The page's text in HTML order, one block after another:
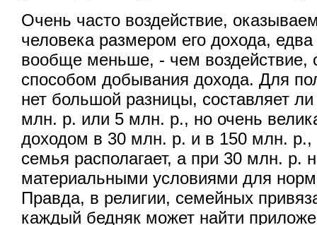
Очень часто воздействие,
человека размером его дохода,
вообще меньше, - чем воздействие,
способом добывания дохода. Для
нет большой разницы, составляет
млн. р. или 5 млн. р., но очень
доходом в 30 млн. р. и в 150 млн.
семья располагает, а при 30 млн. р.
материальными условиями для
Правда, в религии, семейных
каждый бедняк может найти